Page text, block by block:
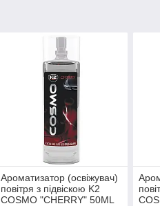
Ароматизатор (освіжувач)
повітря з підвіскою K2
COSMO "CHERRY" 50ML